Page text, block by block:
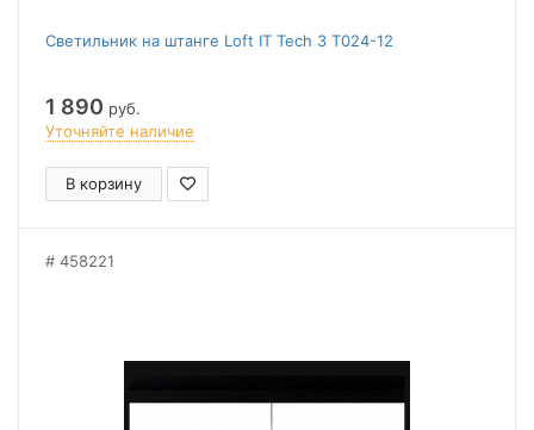
Светильник на штанге Loft IT Tech 3 T024-12
1 890 руб.
Уточняйте наличие
В корзину
458221